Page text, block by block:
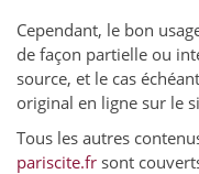
Cependant, le bon
de façon partielle ou
source, et le cas
original en ligne sur le
Tous les autres
pariscite.fr sont